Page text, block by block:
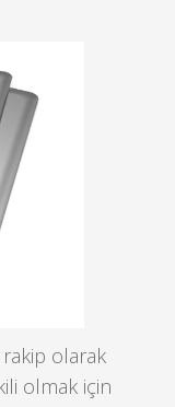
rakip olarak
olmak için